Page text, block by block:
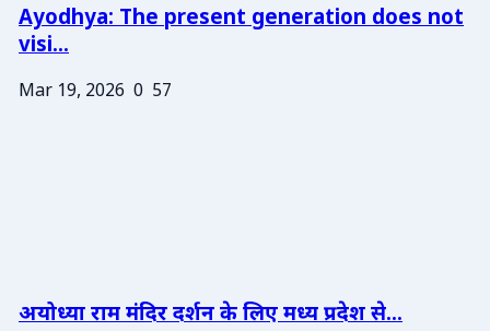
Ayodhya: The present generation does not
visi...
Mar 19, 2026 0 57
अयोध्या राम मंदिर दर्शन के लिए मध्य प्रदेश से...